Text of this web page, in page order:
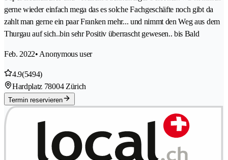
gerne wieder einfach mega das es solche Fachgeschäfte noch gibt da
zahlt man gerne ein paar Franken mehr... und nimmt den Weg aus dem
Thurgau auf sich..bin sehr Positiv überrascht gewesen.. bis Bald
Feb. 2022• Anonymous user
4.9(5494)
Hardplatz 78004 Zürich
Termin reservieren